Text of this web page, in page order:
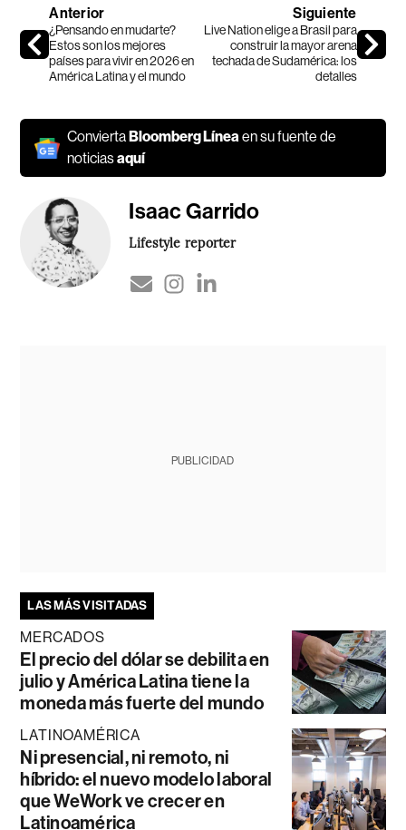
Anterior
¿Pensando en mudarte?
Estos son los mejores
países para vivir en 2026 en
América Latina y el mundo
Siguiente
Live Nation elige a Brasil para
construir la mayor arena
techada de Sudamérica: los
detalles
Convierta Bloomberg Líneaen su fuente de
noticiasaquí
Isaac Garrido
Lifestyle reporter
PUBLICIDAD
LAS MÁS VISITADAS
MERCADOS
El precio del dólar se debilita en
julio y América Latina tiene la
moneda más fuerte del mundo
LATINOAMÉRICA
Ni presencial, ni remoto, ni
híbrido: el nuevo modelo laboral
que WeWork ve crecer en
Latinoamérica